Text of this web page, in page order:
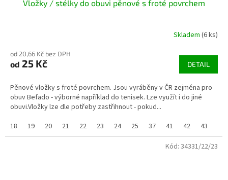
Vložky / stélky do obuvi pěnové s froté povrchem
Skladem (6 ks)
od 20,66 Kč bez DPH
od 25 Kč DETAIL
Pěnové vložky s froté povrchem. Jsou vyráběny v ČR zejména pro
obuv Befado - výborné například do tenisek. Lze využít i do jiné
obuvi.Vložky lze dle potřeby zastřihnout - pokud...
18
19 20 21 22 23 24 25 37 41 42 43
Kód: 34331/22/23